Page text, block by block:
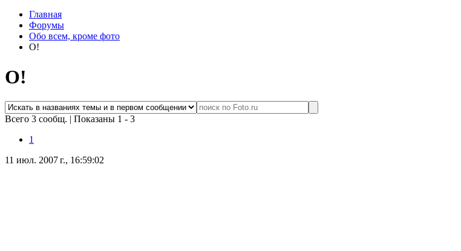
Главная
Форумы
Обо всем, кроме фото
O!
O!
Всего 3 сообщ. | Показаны 1 - 3
1
11 июл. 2007 г., 16:59:02